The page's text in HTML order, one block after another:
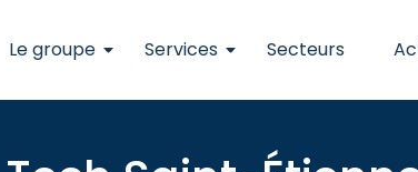
Le groupe Services Secteurs